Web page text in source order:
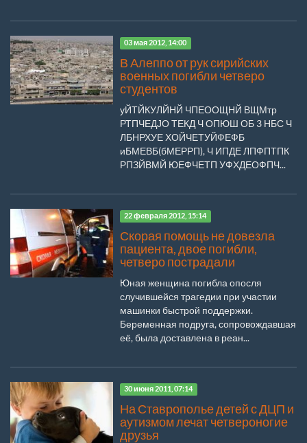
03 мая 2012, 14:00
В Алеппо от рук сирийских
военных погибли четверо
студентов
уЙТЙКУЛЙНЙ ЧПЕООЩНЙ ВЩМтр
РТПЧЕДЈО ТЕКД Ч ОПЮШ ОБ 3 НБС Ч
ЛБНРХУЕ ХОЙЧЕТУЙФЕФБ
иБМЕВБ(бМЕРРП), Ч ИПДЕ ЛПФПТПК
РПЗЙВМЙ ЮЕФЧЕТП УФХДЕОФПЧ...
22 февраля 2012, 15:14
Скорая помощь не довезла
пациента, двое погибли,
четверо пострадали
Юная женщина погибла опосля
случившейся трагедии при участии
машинки быстрой поддержки.
Беременная подруга, сопровождавшая
её, была доставлена в реан...
30 июня 2011, 07:14
На Ставрополье детей с ДЦП и
аутизмом лечат четвероногие
друзья